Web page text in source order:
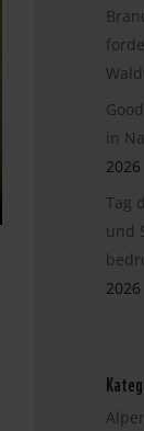
in
2026
Tag
und
2026